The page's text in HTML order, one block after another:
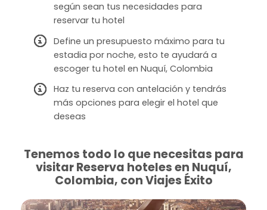
según sean tus necesidades para
reservar tu hotel
Define un presupuesto máximo para tu
estadia por noche, esto te ayudará a
escoger tu hotel en Nuquí, Colombia
Haz tu reserva con antelación y tendrás
más opciones para elegir el hotel que
deseas
Tenemos todo lo que necesitas para
visitar Reserva hoteles en Nuquí,
Colombia, con Viajes Éxito